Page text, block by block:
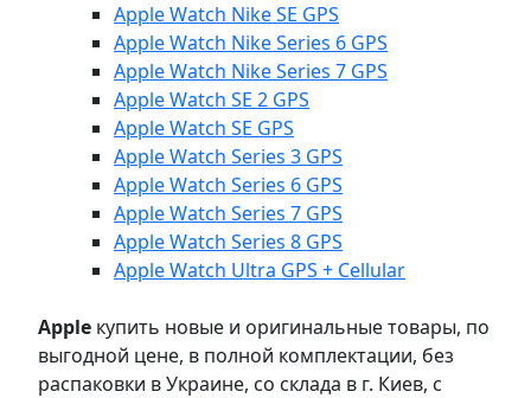
Apple Watch Nike SE GPS
Apple Watch Nike Series 6 GPS
Apple Watch Nike Series 7 GPS
Apple Watch SE 2 GPS
Apple Watch SE GPS
Apple Watch Series 3 GPS
Apple Watch Series 6 GPS
Apple Watch Series 7 GPS
Apple Watch Series 8 GPS
Apple Watch Ultra GPS + Cellular
Apple купить новые и оригинальные товары, по
выгодной цене, в полной комплектации, без
распаковки в Украине, со склада в г. Киев, с